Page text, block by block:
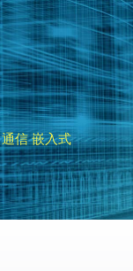
信 嵌入式